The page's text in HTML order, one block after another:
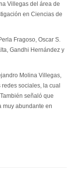
Villegas del área de
en Ciencias de
Fragoso, Oscar S.
Gandhi Hernández y
Molina Villegas,
sociales, la cual
señaló que
muy abundante en